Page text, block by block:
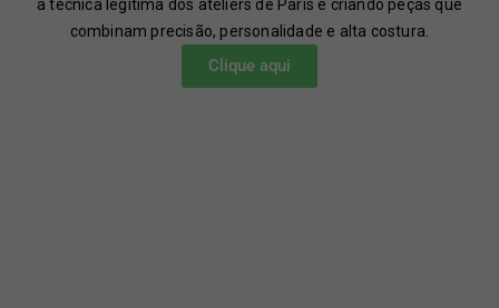
a técnica legítima dos ateliers de Paris e criando peças que
combinam precisão, personalidade e alta costura.
Clique aqui